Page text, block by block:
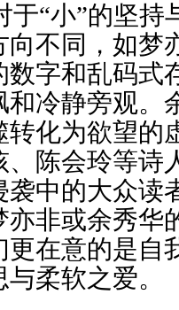
于“小”的坚持
向不同，如梦
字和乱码式
冷静旁观。
化为欲望的
陈会玲等诗
中的大众读
非或余秀华
在意的是自
柔软之爱。